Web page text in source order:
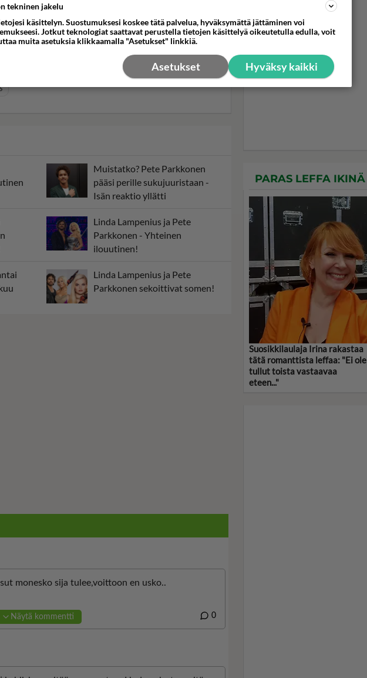
Kohta sataa video Linda Lampenius
Song Contest 2026: Semifinaali 1
Eurovision Song Contest 2026: Finaali
Muistatko? Pete Parkkonen
pääsi perille sukujuuristaan -
Isän reaktio yllätti
Linda Lampenius ja Pete
Parkkonen - Yhteinen
ilouutinen!
Linda Lampenius ja Pete
Parkkonen sekoittivat somen!
PARAS LEFFA IKINÄ
Suosikkilaulaja Irina rakastaa
tätä romanttista leffaa: "Ei ole
tullut toista vastaavaa
eteen..."
tekninen jakelu
käsittelyn. Suostumuksesi koskee tätä palvelua, hyväksymättä jättäminen voi
Jotkut teknologiat saattavat perustella tietojen käsittelyä oikeutetulla edulla, voit
muita asetuksia klikkaamalla "Asetukset" linkkiä.
Hyväksy kaikki
Asetukset